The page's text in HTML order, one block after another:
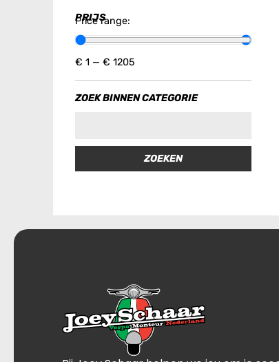
PRIJS
Price range:
€ 1 — € 1205
ZOEK BINNEN CATEGORIE
ZOEKEN